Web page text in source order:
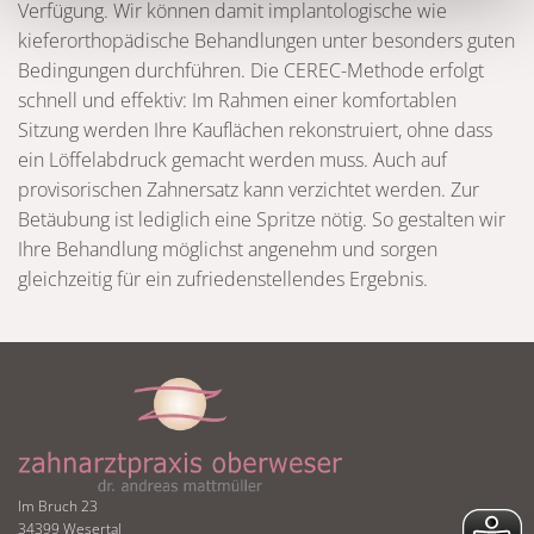
Verfügung. Wir können damit implantologische wie
kieferorthopädische Behandlungen unter besonders guten
Bedingungen durchführen. Die CEREC-Methode erfolgt
schnell und effektiv: Im Rahmen einer komfortablen
Sitzung werden Ihre Kauflächen rekonstruiert, ohne dass
ein Löffelabdruck gemacht werden muss. Auch auf
provisorischen Zahnersatz kann verzichtet werden. Zur
Betäubung ist lediglich eine Spritze nötig. So gestalten wir
Ihre Behandlung möglichst angenehm und sorgen
gleichzeitig für ein zufriedenstellendes Ergebnis.
Im Bruch 23
34399 Wesertal